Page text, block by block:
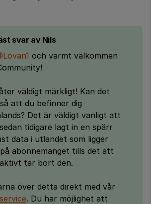
svar av Nils
och varmt välkommen
väldigt märkligt! Kan det
att du befinner dig
Det är väldigt vanligt att
tidigare lagt in en spärr
data i utlandet som ligger
abonnemanget tills det att
tar bort den.
över detta direkt med vår
. Du har möjlighet att